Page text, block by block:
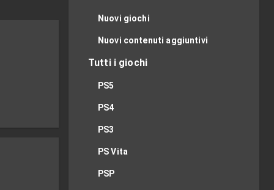
Nuovi giochi
Nuovi contenuti aggiuntivi
Tutti i giochi
PS5
PS4
PS3
PS Vita
PSP